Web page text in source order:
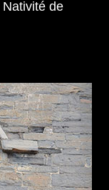
de